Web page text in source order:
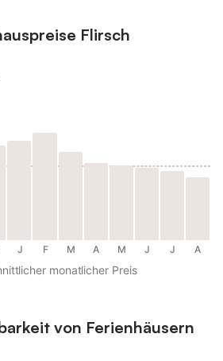
Flirsch
J F M A M J J A
monatlicher Preis
von Ferienhäusern